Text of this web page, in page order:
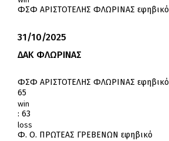
ΦΣΦ ΑΡΙΣΤΟΤΕΛΗΣ ΦΛΩΡΙΝΑΣ εφηβικό
31/10/2025
ΔΑΚ ΦΛΩΡΙΝΑΣ
ΦΣΦ ΑΡΙΣΤΟΤΕΛΗΣ ΦΛΩΡΙΝΑΣ εφηβικό
65
win
: 63
loss
Φ. Ο. ΠΡΩΤΕΑΣ ΓΡΕΒΕΝΩΝ εφηβικό